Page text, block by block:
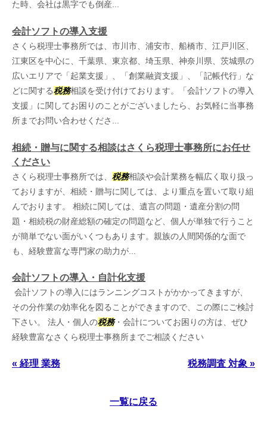
た時、会社は黒字でも倒産...
会計ソフトの導入支援
さくら税理士事務所では、市川市、浦安市、船橋市、江戸川区、
江東区を中心に、千葉県、東京都、埼玉県、神奈川県、茨城県の
広いエリアで「起業支援」、「創業融資支援」、「記帳代行」な
どに関する税務相談を受け付けております。「会計ソフトの導入
支援」に関してお困りのことがございましたら、お気軽に当事務
所までお問い合わせくださ...
相続・贈与に関する相談はさくら税理士事務所にお任せ
ください
さくら税理士事務所では、 税務相談や会計業務を幅広く取り扱っ
ておりますが、相続・贈与に関しては、より重点を置いて取り組
んでおります。 相続に関しては、遺言の問題・遺産分割の問
題・相続税の財産総額の確定の問題など、個人が単独で行うこと
が簡単でない面がいくつもあります。親族の人間関係的な面で
も、経験豊富な専門家の助力が...
会計ソフトの導入・自計化支援
会計ソフトの導入にはランニングコストがかかってきますが、
その分作業の効率化を図ることができますので、この際にご検討
下さい。 法人・個人の税務・会計についてお困りの方は、ぜひ
経験豊富なさくら税理士事務所までご相談ください
« 経理 業務 税務調査 対象 »
一覧に戻る